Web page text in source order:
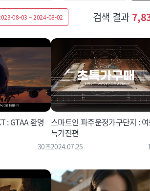
08-03 ~ 2024-08-02 검색 결과
: GTAA 환영
30초
스마트인 파주운정가구단지 :
특가전편
2024.07.25